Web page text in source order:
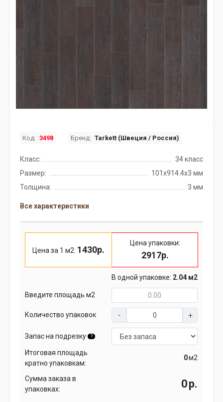
Код: 3498 Бренд: Tarkett (Швеция / Россия)
Класс:
34 класс
Размер:
101x914.4х3 мм
Толщина:
3 мм
Все характеристики
Цена за 1 м2: 1430р.
Цена упаковки:
2917р.
В одной упаковке: 2.04 м2
Введите площадь м2
Количество упаковок
Запас на подрезку ?
Итоговая площадь
кратно упаковкам:
м2
Сумма заказа в
упаковках:
р.